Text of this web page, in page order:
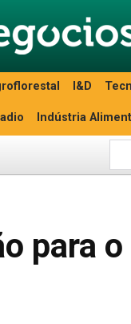
I&D
Indústria
para